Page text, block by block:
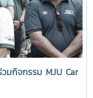
มกิจกรรม MJU Car